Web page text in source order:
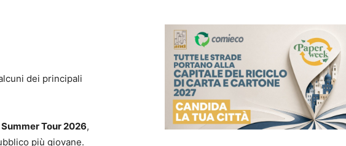
dei principali
Tour 2026,
più giovane.